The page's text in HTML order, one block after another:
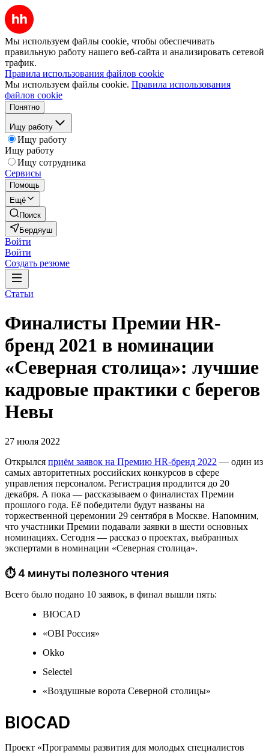
Мы используем файлы cookie, чтобы обеспечивать
правильную работу нашего веб-сайта и анализировать сетевой
трафик.
Правила использования файлов cookie
Мы используем файлы cookie. Правила использования
файлов cookie
Понятно
Ищу работу
Ищу работу
Ищу работу
Ищу сотрудника
Сервисы
Помощь
Ещё
Поиск
Бердяуш
Войти
Войти
Создать резюме
Статьи
Финалисты Премии HR-
бренд 2021 в номинации
«Северная столица»: лучшие
кадровые практики с берегов
Невы
27 июля 2022
Открылся приём заявок на Премию HR-бренд 2022 — один из
самых авторитетных российских конкурсов в сфере
управления персоналом. Регистрация продлится до 20
декабря. А пока — рассказываем о финалистах Премии
прошлого года. Её победители будут названы на
торжественной церемонии 29 сентября в Москве. Напомним,
что участники Премии подавали заявки в шести основных
номинациях. Сегодня — рассказ о проектах, выбранных
экспертами в номинации «Северная столица».
⏱ 4 минуты полезного чтения
Всего было подано 10 заявок, в финал вышли пять:
BIOCAD
«OBI Россия»
Okko
Selectel
«Воздушные ворота Северной столицы»
BIOCAD
Проект «Программы развития для молодых специалистов